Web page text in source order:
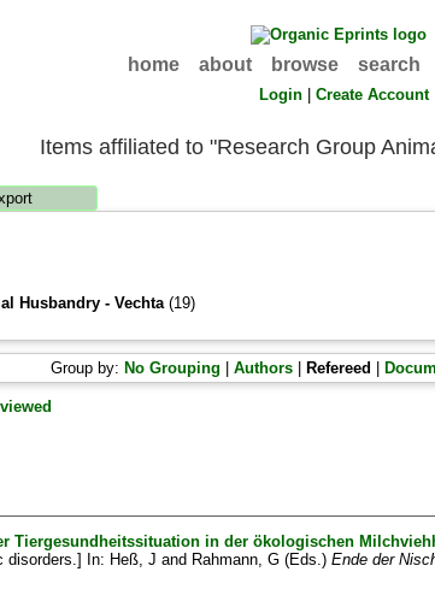
home about browse search
Login |Create Account
Items affiliated to "Research Group
Husbandry - Vechta(19)
Group by: No Grouping |Authors Refereed
Tiergesundheitssituation in der ökologischen
disorders.] In: Heß, J and Rahmann, G(Eds.) Ende der